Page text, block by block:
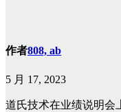
作者808, ab
5 月 17, 2023
道氏技术在业绩说明会